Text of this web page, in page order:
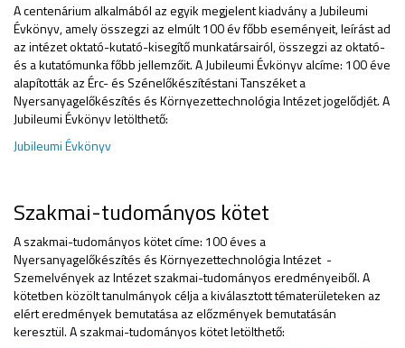
A centenárium alkalmából az egyik megjelent kiadvány a Jubileumi
Évkönyv, amely összegzi az elmúlt 100 év főbb eseményeit, leírást ad
az intézet oktató-kutató-kisegítő munkatársairól, összegzi az oktató-
és a kutatómunka főbb jellemzőit. A Jubileumi Évkönyv alcíme: 100 éve
alapították az Érc- és Szénelőkészítéstani Tanszéket a
Nyersanyagelőkészítés és Környezettechnológia Intézet jogelődjét. A
Jubileumi Évkönyv letölthető:
Jubileumi Évkönyv
Szakmai-tudományos kötet
A szakmai-tudományos kötet címe: 100 éves a
Nyersanyagelőkészítés és Környezettechnológia Intézet -
Szemelvények az Intézet szakmai-tudományos eredményeiből. A
kötetben közölt tanulmányok célja a kiválasztott tématerületeken az
elért eredmények bemutatása az előzmények bemutatásán
keresztül. A szakmai-tudományos kötet letölthető: